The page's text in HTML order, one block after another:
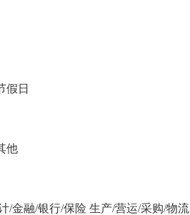
假日
他
/金融/银行/保险 生产/营运/采购/物流